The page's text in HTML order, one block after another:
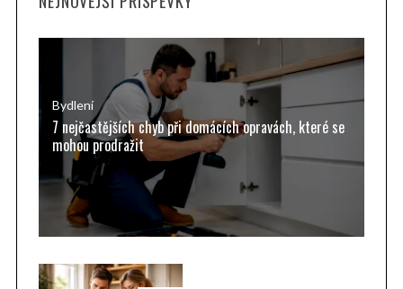
:
Bydlení
7 nejčastějších chyb při domácích opravách, které se
mohou prodražit